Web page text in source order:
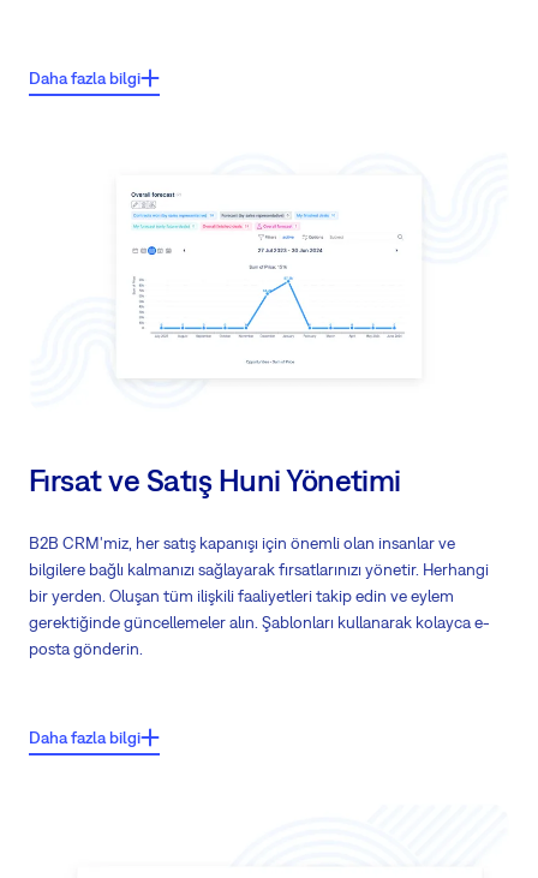
koşullandırılabilir
Koşullarına bağlı olarak, her bir kurşun ekibinizin üyesine veya
Koşullar kurşunları önceliklendirebilir
Daha fazla bilgi
Fırsat ve Satış Huni Yönetimi
B2B CRM'miz, her satış kapanışı için önemli olan insanlar ve
bilgilere bağlı kalmanızı sağlayarak fırsatlarınızı yönetir. Herhangi
bir yerden. Oluşan tüm ilişkili faaliyetleri takip edin ve eylem
gerektiğinde güncellemeler alın. Şablonları kullanarak kolayca e-
posta gönderin.
Daha fazla bilgi